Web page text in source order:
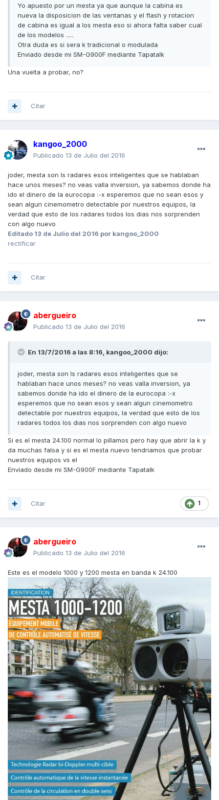
Yo apuesto por un mesta ya que aunque la cabina es
nueva la disposicion de las ventanas y el flash y rotacion
de cabina es igual a los mesta eso si ahora falta saber cual
de los modelos .....
Otra duda es si sera k tradicional o modulada
Enviado desde mi SM-G900F mediante Tapatalk
Una vuelta a probar, no?
Citar
kangoo_2000
Publicado 13 de Julio del 2016
joder, mesta son ls radares esos inteligentes que se hablaban
hace unos meses? no veas valla inversion, ya sabemos donde ha
ido el dinero de la eurocopa :-x esperemos que no sean esos y
sean algun cinemometro detectable por nuestros equipos, la
verdad que esto de los radares todos los dias nos sorprenden
con algo nuevo
Editado 13 de Julio del 2016 por kangoo_2000
rectificar
Citar
abergueiro
Publicado 13 de Julio del 2016
En 13/7/2016 a las 8:16, kangoo_2000 dijo:
joder, mesta son ls radares esos inteligentes que se
hablaban hace unos meses? no veas valla inversion, ya
sabemos donde ha ido el dinero de la eurocopa :-x
esperemos que no sean esos y sean algun cinemometro
detectable por nuestros equipos, la verdad que esto de los
radares todos los dias nos sorprenden con algo nuevo
Si es el mesta 24.100 normal lo pillamos pero hay que abrir la k y
da muchas falsa y si es el mesta nuevo tendriamos que probar
nuestros equipos vs el
Enviado desde mi SM-G900F mediante Tapatalk
1
Citar
abergueiro
Publicado 13 de Julio del 2016
Este es el modelo 1000 y 1200 mesta en banda k 24.100